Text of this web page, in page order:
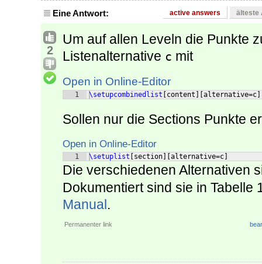
Eine Antwort: active answers älteste
2
Um auf allen Leveln die Punkte
Listenalternative c mit
Open in Online-Editor
1 \setupcombinedlist content alternative=c
Sollen nur die Sections Punkte
Open in Online-Editor
1 \setuplist section alternative=c
Die verschiedenen Alternativen
Dokumentiert sind sie in Tabelle
Manual .
Permanenter link